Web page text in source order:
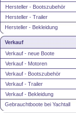
Hersteller - Bootszubehör
Hersteller - Trailer
Hersteller - Bekleidung
Verkauf
Verkauf - neue Boote
Verkauf - Motoren
Verkauf - Bootszubehör
Verkauf - Trailer
Verkauf - Bekleidung
Gebrauchtboote bei Yachtall